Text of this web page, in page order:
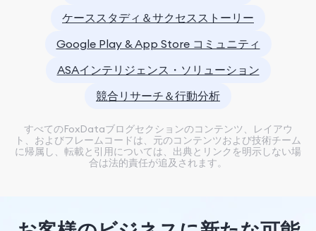
ケーススタディ＆サクセスストーリー
Google Play & App Store コミュニティ
ASAインテリジェンス・ソリューション
競合リサーチ＆行動分析
すべてのFoxDataブログセクションのコンテンツ、レイアウ
ト、およびフレームコードは、元のコンテンツおよび技術チーム
に帰属し、転載と引用については、出典とリンクを明示しない場
合は法的責任が追及されます。